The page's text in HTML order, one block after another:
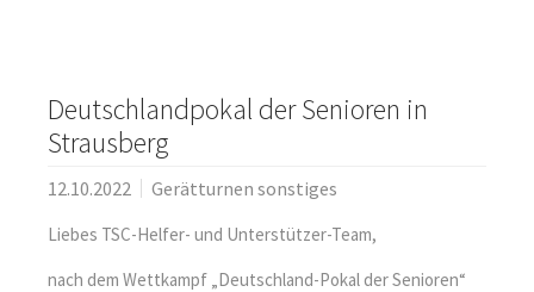
Deutschlandpokal der Senioren in
Strausberg
12.10.2022 Gerätturnen sonstiges
Liebes TSC-Helfer- und Unterstützer-Team,
nach dem Wettkampf „Deutschland-Pokal der Senioren“